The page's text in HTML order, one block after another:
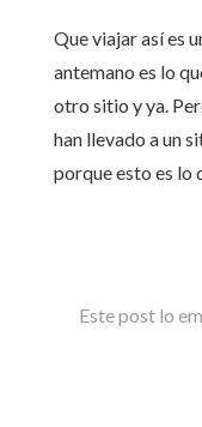
Que viajar así es
antemano es lo
otro sitio y ya.
han llevado a un
porque esto es lo
Este post lo